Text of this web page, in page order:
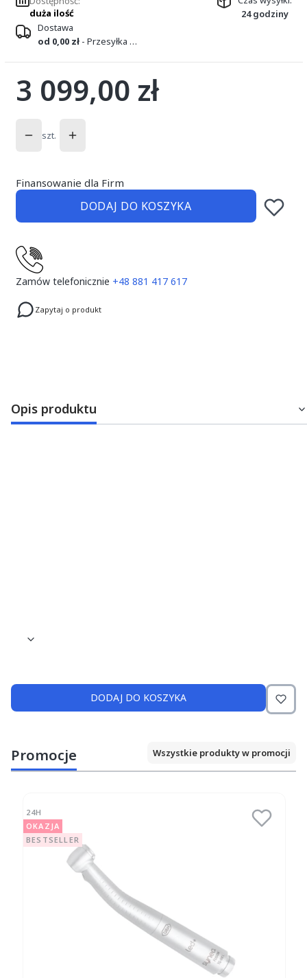
duża ilość
24 godziny
Dostawa
od 0,00 zł - Przesyłka kurierska DPD
Cena
3 099,00 zł
szt.
Finansowanie dla Firm
DODAJ DO KOSZYKA
Zamów telefonicznie +48 881 417 617
Zapytaj o produkt
Opis produktu
DODAJ DO KOSZYKA
Promocje Wszystkie produkty w promocji
24H
OKAZJA
BESTSELLER